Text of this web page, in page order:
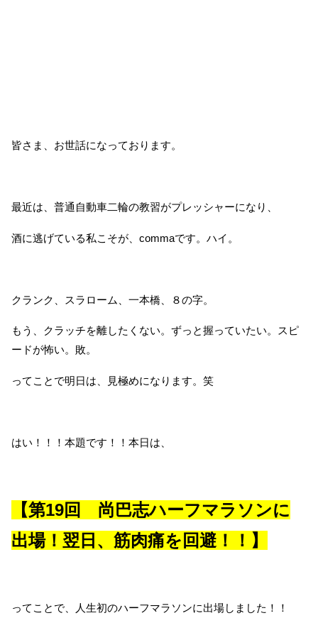
皆さま、お世話になっております。
最近は、普通自動車二輪の教習がプレッシャーになり、
酒に逃げている私こそが、commaです。ハイ。
クランク、スラローム、一本橋、８の字。
もう、クラッチを離したくない。ずっと握っていたい。スピ
ードが怖い。敗。
ってことで明日は、見極めになります。笑
はい！！！本題です！！本日は、
【第19回 尚巴志ハーフマラソンに
出場！翌日、筋肉痛を回避！！】
ってことで、人生初のハーフマラソンに出場しました！！